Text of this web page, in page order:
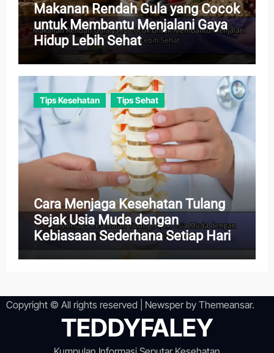
Makanan Rendah Gula yang Cocok
untuk Membantu Menjalani Gaya
Hidup Lebih Sehat
Tips Kesehatan Tips Sehat
Cara Menjaga Kesehatan Tulang
Sejak Usia Muda dengan
Kebiasaan Sederhana Setiap Hari
Copyright © All rights reserved Newsperby Themeansar.
TEDDYFALEY